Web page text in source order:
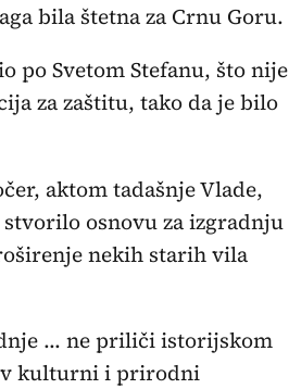
bila štetna za Crnu Goru.
po Svetom Stefanu, što nije
za zaštitu, tako da je bilo
aktom tadašnje Vlade,
osnovu za izgradnju
nekih starih vila
... ne priliči istorijskom
kulturni i prirodni